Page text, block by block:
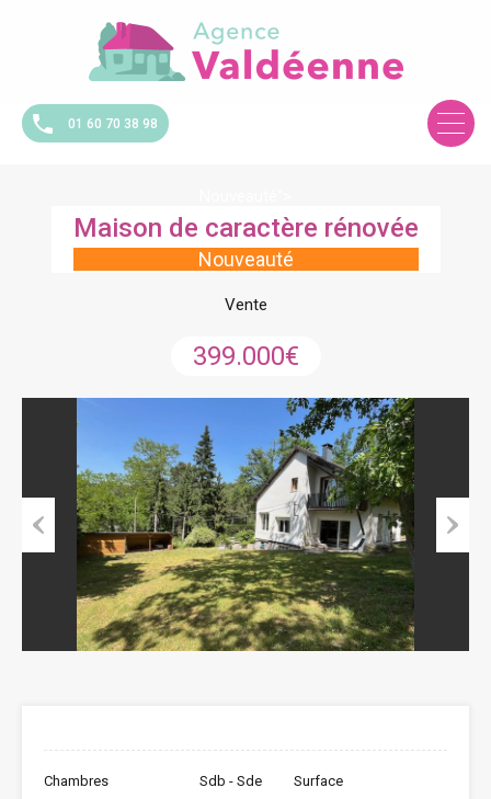
01 60 70 38 98
Maison de caractère rénovée
Nouveauté
Vente
399.000€
Chambres Sdb - Sde Surface